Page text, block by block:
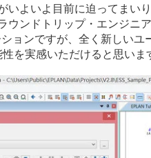
いよいよ目前に迫ってまい
ンドトリップ・エンジニ
ョンですが、全く新しい
を実感いただけると思いま